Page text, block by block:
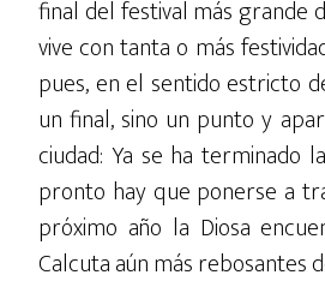
final del festival más grande
vive con tanta o más
pues, en el sentido estricto
un final, sino un punto y
ciudad: Ya se ha terminado
pronto hay que ponerse a
próximo año la Diosa
Calcuta aún más rebosantes